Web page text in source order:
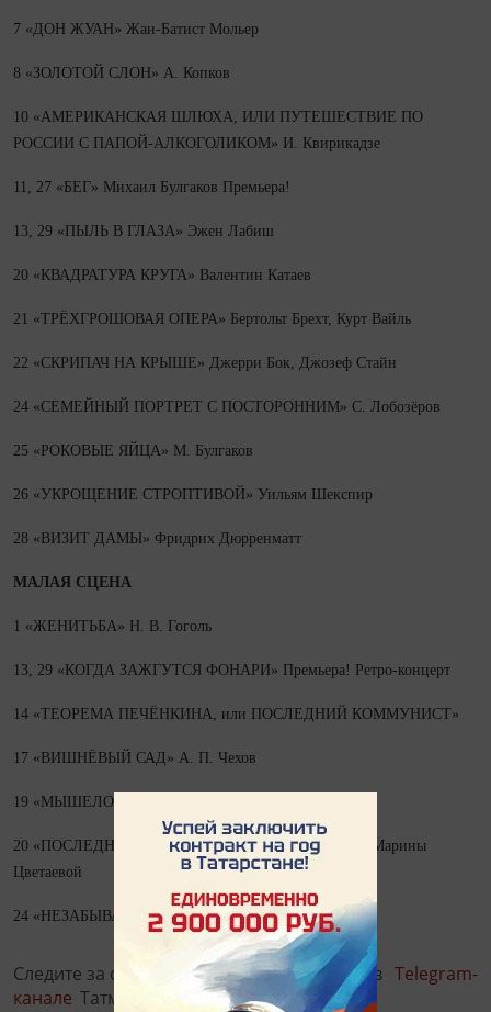
7 «ДОН ЖУАН» Жан-Батист Мольер
8 «ЗОЛОТОЙ СЛОН» А. Копков
10 «АМЕРИКАНСКАЯ ШЛЮХА, ИЛИ ПУТЕШЕСТВИЕ ПО
РОССИИ С ПАПОЙ-АЛКОГОЛИКОМ» И. Квирикадзе
11, 27 «БЕГ» Михаил Булгаков Премьера!
13, 29 «ПЫЛЬ В ГЛАЗА» Эжен Лабиш
20 «КВАДРАТУРА КРУГА» Валентин Катаев
21 «ТРЁХГРОШОВАЯ ОПЕРА» Бертольт Брехт, Курт Вайль
22 «СКРИПАЧ НА КРЫШЕ» Джерри Бок, Джозеф Стайн
24 «СЕМЕЙНЫЙ ПОРТРЕТ С ПОСТОРОННИМ» С. Лобозёров
25 «РОКОВЫЕ ЯЙЦА» М. Булгаков
26 «УКРОЩЕНИЕ СТРОПТИВОЙ» Уильям Шекспир
28 «ВИЗИТ ДАМЫ» Фридрих Дюрренматт
МАЛАЯ СЦЕНА
1 «ЖЕНИТЬБА» Н. В. Гоголь
13, 29 «КОГДА ЗАЖГУТСЯ ФОНАРИ» Премьера! Ретро-концерт
14 «ТЕОРЕМА ПЕЧЁНКИНА, или ПОСЛЕДНИЙ КОММУНИСТ»
17 «ВИШНЁВЫЙ САД» А. П. Чехов
19 «МЫШЕЛОВКА» А. Кристи
20 «ПОСЛЕДНИЙ ДЕНЬ» Моноспектакль по стихам Марины
Цветаевой
24 «НЕЗАБЫВАЕМОЕ» Женские голоса войны
Следите за самым важным и интересным в Telegram-
канале Татмедиа